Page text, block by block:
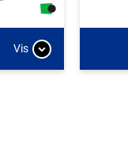
Vis